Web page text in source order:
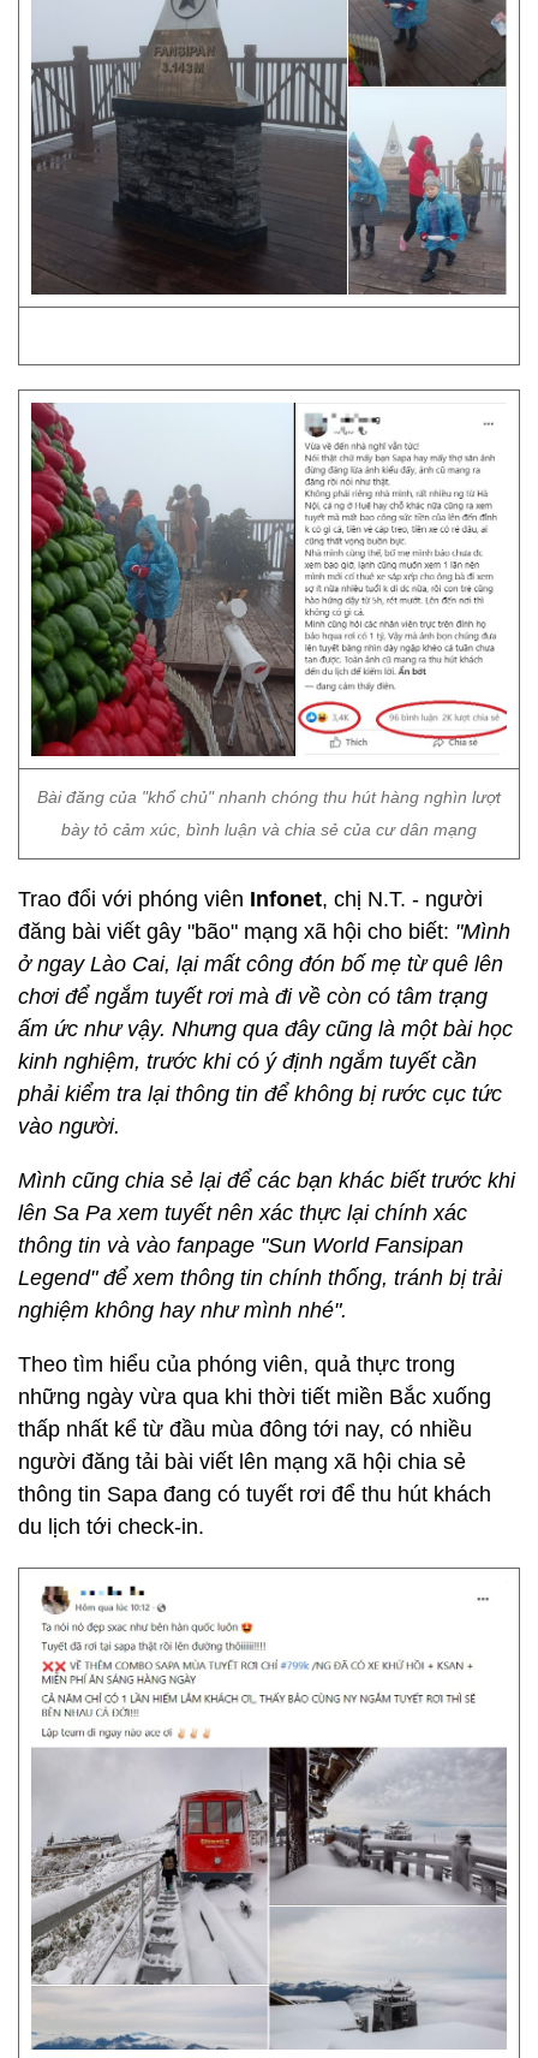
Bài đăng của "khổ chủ" nhanh chóng thu hút hàng nghìn lượt
bày tỏ cảm xúc, bình luận và chia sẻ của cư dân mạng
Trao đổi với phóng viên Infonet, chị N.T. - người
đăng bài viết gây "bão" mạng xã hội cho biết: "Mình
ở ngay Lào Cai, lại mất công đón bố mẹ từ quê lên
chơi để ngắm tuyết rơi mà đi về còn có tâm trạng
ấm ức như vậy. Nhưng qua đây cũng là một bài học
kinh nghiệm, trước khi có ý định ngắm tuyết cần
phải kiểm tra lại thông tin để không bị rước cục tức
vào người.
Mình cũng chia sẻ lại để các bạn khác biết trước khi
lên Sa Pa xem tuyết nên xác thực lại chính xác
thông tin và vào fanpage "Sun World Fansipan
Legend" để xem thông tin chính thống, tránh bị trải
nghiệm không hay như mình nhé".
Theo tìm hiểu của phóng viên, quả thực trong
những ngày vừa qua khi thời tiết miền Bắc xuống
thấp nhất kể từ đầu mùa đông tới nay, có nhiều
người đăng tải bài viết lên mạng xã hội chia sẻ
thông tin Sapa đang có tuyết rơi để thu hút khách
du lịch tới check-in.